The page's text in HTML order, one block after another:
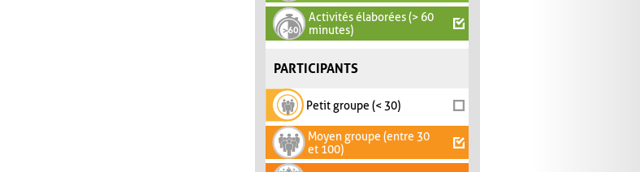
Activités élaborées (> 60
minutes)
PARTICIPANTS
Petit groupe (< 30)
Moyen groupe (entre 30
et 100)